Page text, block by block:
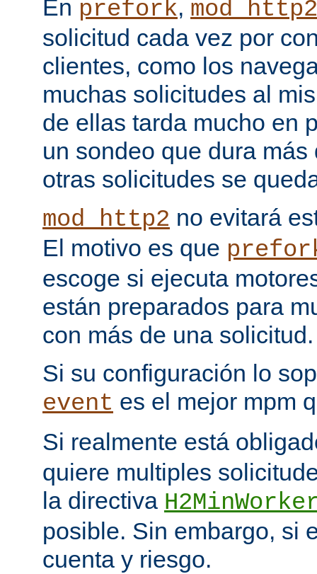
En prefork, mod_http2
solicitud cada vez por
clientes, como los
muchas solicitudes al
de ellas tarda mucho en
un sondeo que dura
otras solicitudes se
mod_http2 no evitará
El motivo es que
escoge si ejecuta
están preparados para
con más de una solicitud.
Si su configuración lo
event es el mejor mpm
Si realmente está
quiere multiples
la directiva
posible. Sin embargo, si
cuenta y riesgo.